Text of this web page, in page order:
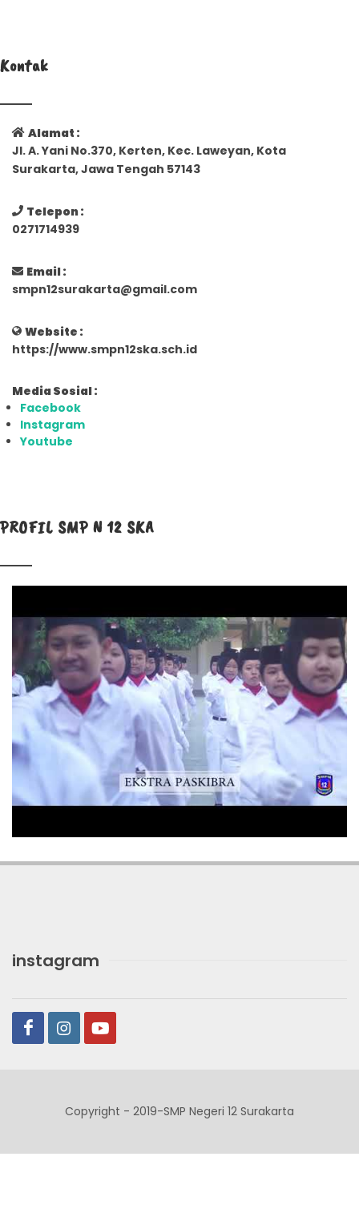
Kontak
Alamat :
Jl. A. Yani No.370, Kerten, Kec. Laweyan, Kota
Surakarta, Jawa Tengah 57143
Telepon :
0271714939
Email :
smpn12surakarta@gmail.com
Website :
https://www.smpn12ska.sch.id
Media Sosial :
Facebook
Instagram
Youtube
PROFIL SMP N 12 SKA
instagram
Copyright - 2019-SMP Negeri 12 Surakarta